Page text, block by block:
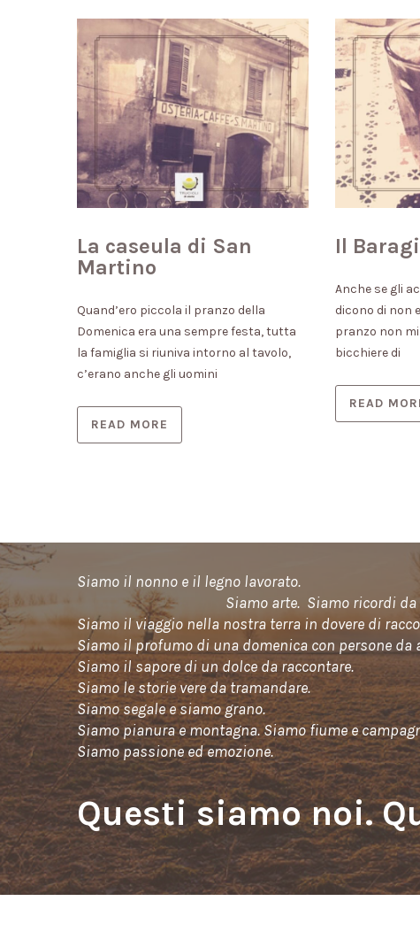
La caseula di San
Martino
Quand’ero piccola il pranzo della
Domenica era una sempre festa, tutta
la famiglia si riuniva intorno al tavolo,
c’erano anche gli uomini
READ MORE
Il
Anche se gli
dicono di non
pranzo non
bicchiere di
READ
Siamo il nonno
Siamo arte. Siamo ricordi da tenere
Siamo il viaggio nella nostra terra in dovere di
Siamo il profumo di una domenica con persone da
Siamo il sapore di un dolce da raccontare.
Siamo le storie vere da tramandare.
Siamo segale e siamo grano.
Siamo pianura e montagna. Siamo fiume e
Siamo passione ed emozione.
Questi siamo noi.